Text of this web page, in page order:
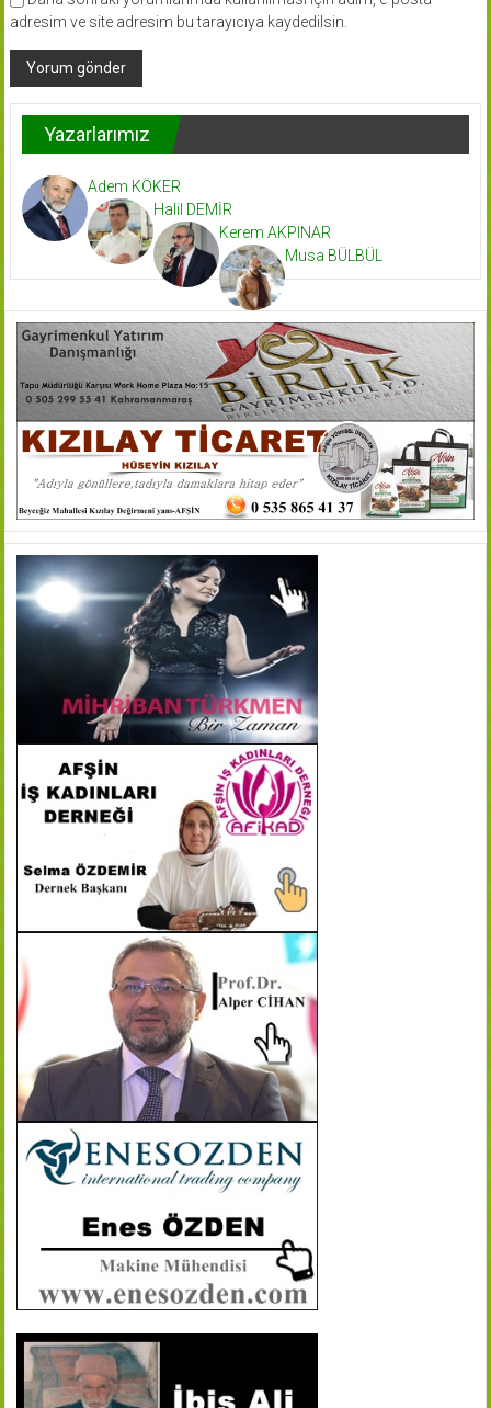
adresim ve site adresim bu tarayıcıya kaydedilsin.
Yazarlarımız
Adem KÖKER
Halil DEMİR
Kerem AKPINAR
Musa BÜLBÜL